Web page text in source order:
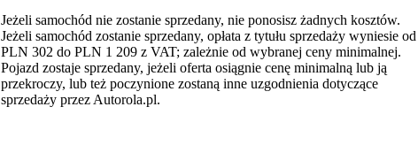
Jeżeli samochód nie zostanie sprzedany, nie ponosisz żadnych kosztów.
Jeżeli samochód zostanie sprzedany, opłata z tytułu sprzedaży wyniesie od
PLN 302 do PLN 1 209 z VAT; zależnie od wybranej ceny minimalnej.
Pojazd zostaje sprzedany, jeżeli oferta osiągnie cenę minimalną lub ją
przekroczy, lub też poczynione zostaną inne uzgodnienia dotyczące
sprzedaży przez Autorola.pl.